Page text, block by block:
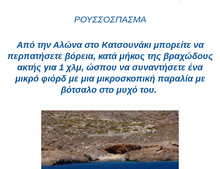
ΡΟΥΣΣΟΣΠΑΣΜΑ
Από την Αλώνα στο Κατσουνάκι μπορείτε να
περπατήσετε βόρεια, κατά μήκος της βραχώδους
ακτής για 1 χλμ, ώσπου να συναντήσετε ένα
μικρό φιόρδ με μια μικροσκοπική παραλία με
βότσαλο στο μυχό του.